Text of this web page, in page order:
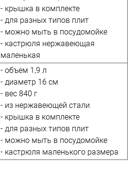
- крышка в комплекте
- для разных типов плит
- можно мыть в посудомойке
- кастрюля нержавеющая
маленькая
- объем 1,9 л
- диаметр 16 см
- вес 840 г
- из нержавеющей стали
- крышка в комплекте
- для разных типов плит
- можно мыть в посудомойке
- кастрюля маленького размера